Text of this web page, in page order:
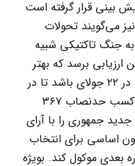
بینی قرار گرفته است
می‌گویند تحولات
جنگ تاکتیکی شبیه
برسد که بهتر
است منتظر نتیجه انتخابات عمومی در ۲۲ جولای باشد تا در
صورتی که در آن انتخابات موفق به کسب حدنصاب ۳۶۷
جمهوری را با آرای
اساسی برای انتخاب
بعدی موکول کند. بویژه